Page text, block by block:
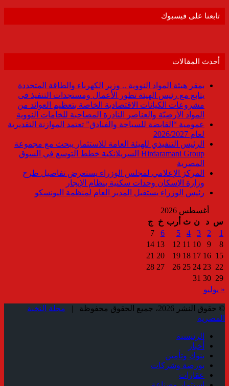
تابعنا على فيسبوك
أحدث المقالات
بمقر هيئة المواد النووية .. وزير الكهرباء والطاقة المتجددة
يتابع مع رئيس الهيئة تطور الأعمال ومستجدات التنفيذ فى
مشروعات الكيانات الاقتصادية الخاصة بتعظيم العوائد من
المواد الأرضيّة والعناصر النادرة المصاحبة للخامات النووية
عمومية “القابضة للسياحة والفنادق” تعتمد الموازنة التقديرية
لعام 2026/2027
الرئيس التنفيذي للهيئة العامة للاستثمار يبحث مع مجموعة
Hirdaramani Group السريلانكية خطط التوسع في السوق
المصرية
المركز الإعلامي لمجلس الوزراء يستعرض تفاصيل طرح
وزارة الإسكان وحدات سكنية بنظام الإيجار
رئيس الوزراء يستقبل المدير العام لمنظمة اليونسكو
أغسطس 2026
س د ن ث أرب خ
ج
1
2
3
4
5
6
7
8
9
10
11
12
13
14
15
16
17
18
19
20
21
22
23
24
25
26
27
28
29
30
31
« يوليو
© حقوق النشر 2026، جميع الحقوق محفوظة |
مجلة النخبة
المصرية
الرئيسية
أخبار
بنوك وتأمين
بورصة وشركات
عقارات